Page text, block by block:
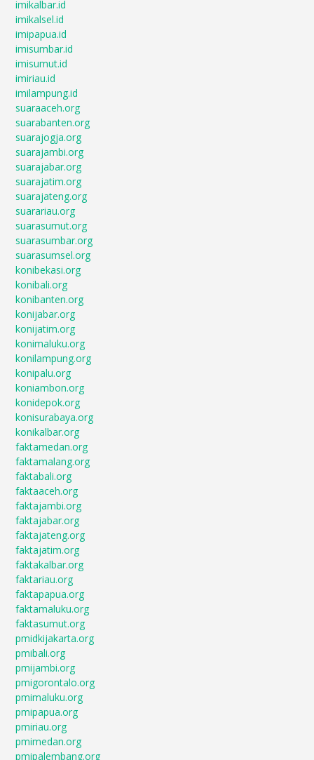
imikalbar.id
imikalsel.id
imipapua.id
imisumbar.id
imisumut.id
imiriau.id
imilampung.id
suaraaceh.org
suarabanten.org
suarajogja.org
suarajambi.org
suarajabar.org
suarajatim.org
suarajateng.org
suarariau.org
suarasumut.org
suarasumbar.org
suarasumsel.org
konibekasi.org
konibali.org
konibanten.org
konijabar.org
konijatim.org
konimaluku.org
konilampung.org
konipalu.org
koniambon.org
konidepok.org
konisurabaya.org
konikalbar.org
faktamedan.org
faktamalang.org
faktabali.org
faktaaceh.org
faktajambi.org
faktajabar.org
faktajateng.org
faktajatim.org
faktakalbar.org
faktariau.org
faktapapua.org
faktamaluku.org
faktasumut.org
pmidkijakarta.org
pmibali.org
pmijambi.org
pmigorontalo.org
pmimaluku.org
pmipapua.org
pmiriau.org
pmimedan.org
pmipalembang.org